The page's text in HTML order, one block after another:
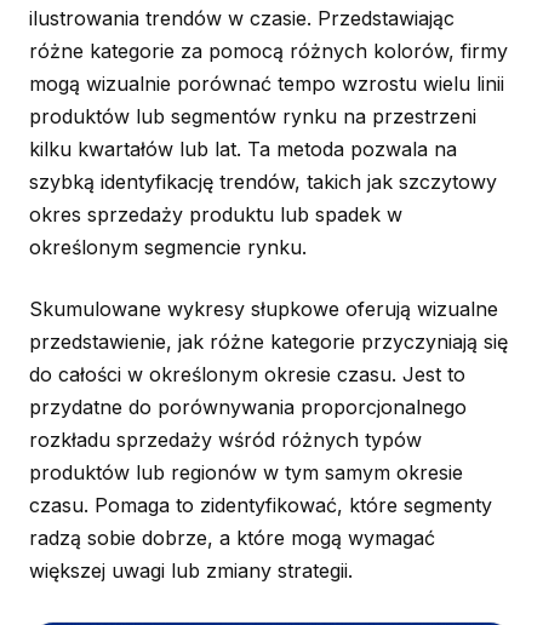
ilustrowania trendów w czasie. Przedstawiając
różne kategorie za pomocą różnych kolorów, firmy
mogą wizualnie porównać tempo wzrostu wielu linii
produktów lub segmentów rynku na przestrzeni
kilku kwartałów lub lat. Ta metoda pozwala na
szybką identyfikację trendów, takich jak szczytowy
okres sprzedaży produktu lub spadek w
określonym segmencie rynku.
Skumulowane wykresy słupkowe oferują wizualne
przedstawienie, jak różne kategorie przyczyniają się
do całości w określonym okresie czasu. Jest to
przydatne do porównywania proporcjonalnego
rozkładu sprzedaży wśród różnych typów
produktów lub regionów w tym samym okresie
czasu. Pomaga to zidentyfikować, które segmenty
radzą sobie dobrze, a które mogą wymagać
większej uwagi lub zmiany strategii.